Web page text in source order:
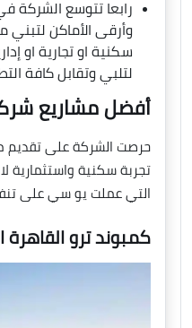
رابعا تتوسع الشركة
وأرقى الأماكن لتبني
سكنية او تجارية او
لتلبي وتقابل كافة
أفضل مشاريع
حرصت الشركة على تقديم
تجربة سكنية واستثمارية
التي عملت يو سي على
كمبوند ترو القاهرة